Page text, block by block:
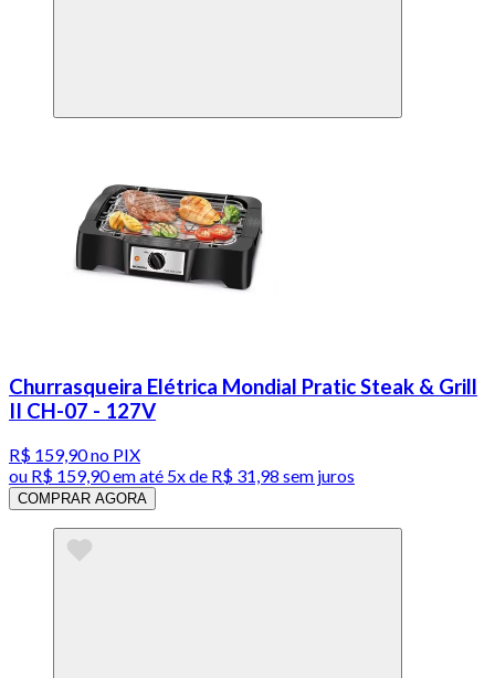
Churrasqueira Elétrica Mondial Pratic Steak & Grill
II CH-07 - 127V
R$ 159,90no PIX
ou R$ 159,90em até 5x de R$ 31,98 sem juros
COMPRAR AGORA